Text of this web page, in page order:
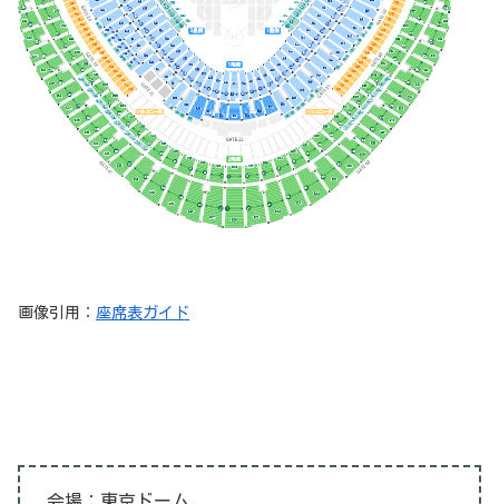
画像引用： 座席表ガイド